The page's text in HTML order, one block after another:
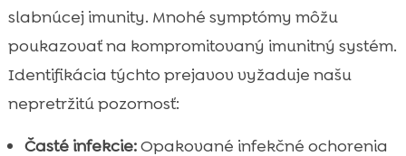
slabnúcej imunity. Mnohé symptómy môžu
poukazovať na kompromitovaný imunitný systém.
Identifikácia týchto prejavov vyžaduje našu
nepretržitú pozornosť:
Časté infekcie:Opakované infekčné ochorenia